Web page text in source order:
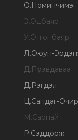
О.Номинчимэг
Э.Одбаяр
У.Отгонбаяр
Л.Оюун-
Д.Пүрэвдаваа
Д.Рэгдэл
Ц.Сандаг-Очир
М.Сарнай
Р.Сэддорж